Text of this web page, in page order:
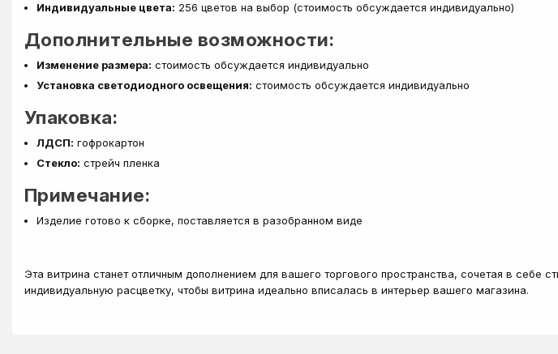
Индивидуальные цвета: 256 цветов на выбор (стоимость обсуждается индивидуально)
Дополнительные возможности:
Изменение размера: стоимость обсуждается индивидуально
Установка светодиодного освещения: стоимость обсуждается индивидуально
Упаковка:
ЛДСП: гофрокартон
Стекло: стрейч пленка
Примечание:
Изделие готово к сборке, поставляется в разобранном виде
Эта витрина станет отличным дополнением для вашего торгового пространства, сочетая в себе
индивидуальную расцветку, чтобы витрина идеально вписалась в интерьер вашего магазина.